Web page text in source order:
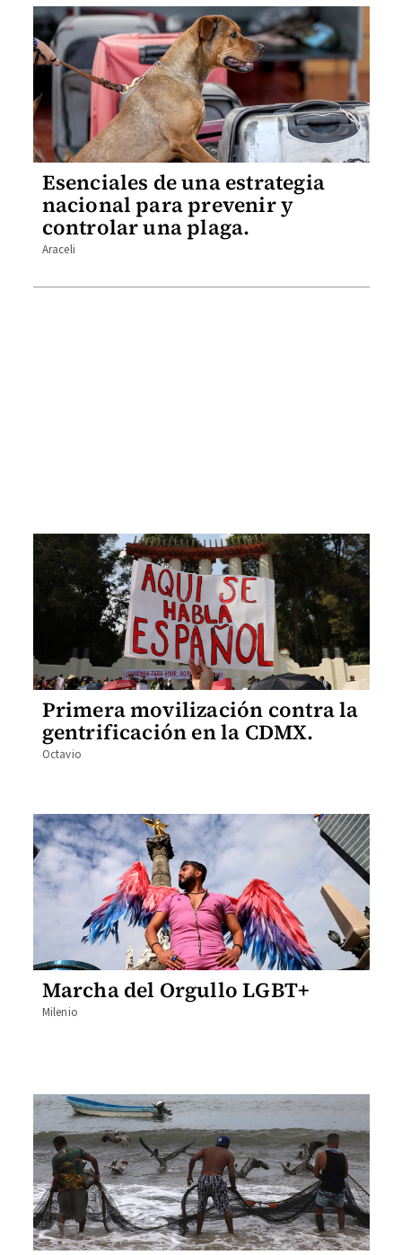
Esenciales de una estrategia
nacional para prevenir y
controlar una plaga.
Araceli
Primera movilización contra la
gentrificación en la CDMX.
Octavio
Marcha del Orgullo LGBT+
Milenio